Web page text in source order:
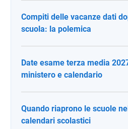
Compiti delle vacanze dati
scuola: la polemica
Date esame terza media
ministero e calendario
Quando riaprono le scuole
calendari scolastici